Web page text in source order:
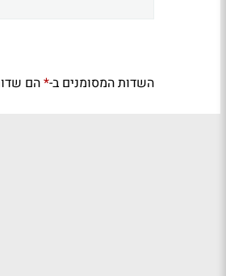
השדות המסומנים ב-*הם